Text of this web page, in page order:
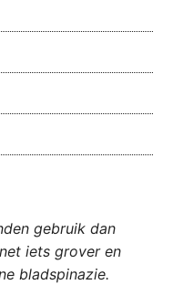
gebruik dan
iets grover en
bladspinazie.